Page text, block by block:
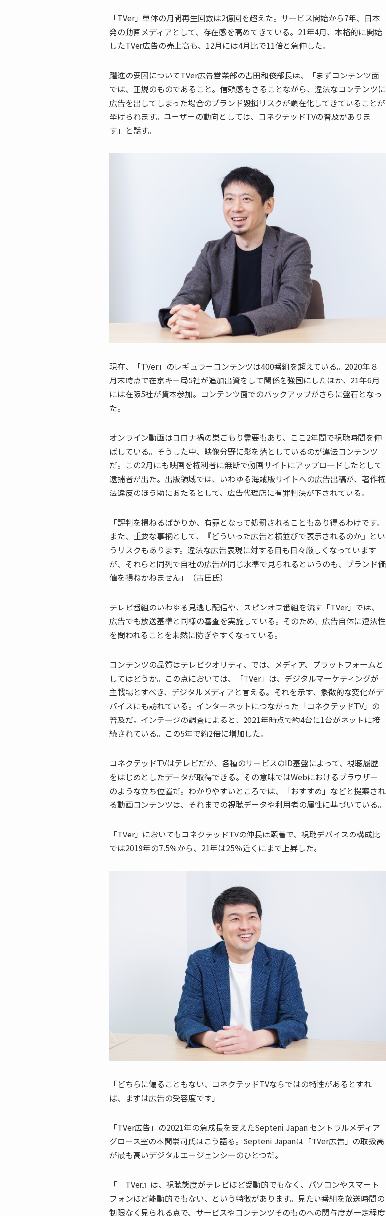
「TVer」単体の月間再生回数は2億回を超えた。サービス開始から7年、日本
発の動画メディアとして、存在感を高めてきている。21年4月、本格的に開始
したTVer広告の売上高も、12月には4月比で11倍と急伸した。
躍進の要因についてTVer広告営業部の古田和俊部長は、「まずコンテンツ面
では、正規のものであること。信頼感もさることながら、違法なコンテンツに
広告を出してしまった場合のブランド毀損リスクが顕在化してきていることが
挙げられます。ユーザーの動向としては、コネクテッドTVの普及がありま
す」と話す。
現在、「TVer」のレギュラーコンテンツは400番組を超えている。2020年８
月末時点で在京キー局5社が追加出資をして関係を強固にしたほか、21年6月
には在阪5社が資本参加。コンテンツ面でのバックアップがさらに盤石となっ
た。
オンライン動画はコロナ禍の巣ごもり需要もあり、ここ2年間で視聴時間を伸
ばしている。そうした中、映像分野に影を落としているのが違法コンテンツ
だ。この2月にも映画を権利者に無断で動画サイトにアップロードしたとして
逮捕者が出た。出版領域では、いわゆる海賊版サイトへの広告出稿が、著作権
法違反のほう助にあたるとして、広告代理店に有罪判決が下されている。
「評判を損ねるばかりか、有罪となって処罰されることもあり得るわけです。
また、重要な事柄として、『どういった広告と横並びで表示されるのか』とい
うリスクもあります。違法な広告表現に対する目も日々厳しくなっています
が、それらと同列で自社の広告が同じ水準で見られるというのも、ブランド価
値を損ねかねません」（古田氏）
テレビ番組のいわゆる見逃し配信や、スピンオフ番組を流す「TVer」では、
広告でも放送基準と同様の審査を実施している。そのため、広告自体に違法性
を問われることを未然に防ぎやすくなっている。
コンテンツの品質はテレビクオリティ、では、メディア、プラットフォームと
してはどうか。この点においては、「TVer」は、デジタルマーケティングが
主戦場とすべき、デジタルメディアと言える。それを示す、象徴的な変化がデ
バイスにも訪れている。インターネットにつながった「コネクテッドTV」の
普及だ。インテージの調査によると、2021年時点で約4台に1台がネットに接
続されている。この5年で約2倍に増加した。
コネクテッドTVはテレビだが、各種のサービスのID基盤によって、視聴履歴
をはじめとしたデータが取得できる。その意味ではWebにおけるブラウザー
のような立ち位置だ。わかりやすいところでは、「おすすめ」などと提案され
る動画コンテンツは、それまでの視聴データや利用者の属性に基づいている。
「TVer」においてもコネクテッドTVの伸長は顕著で、視聴デバイスの構成比
では2019年の7.5％から、21年は25％近くにまで上昇した。
「どちらに偏ることもない、コネクテッドTVならではの特性があるとすれ
ば、まずは広告の受容度です」
「TVer広告」の2021年の急成長を支えたSepteni Japan セントラルメディア
グロース室の本間崇司氏はこう語る。Septeni Japanは「TVer広告」の取扱高
が最も高いデジタルエージェンシーのひとつだ。
「『TVer』は、視聴態度がテレビほど受動的でもなく、パソコンやスマート
フォンほど能動的でもない、という特徴があります。見たい番組を放送時間の
制限なく見られる点で、サービスやコンテンツそのものへの関与度が一定程度